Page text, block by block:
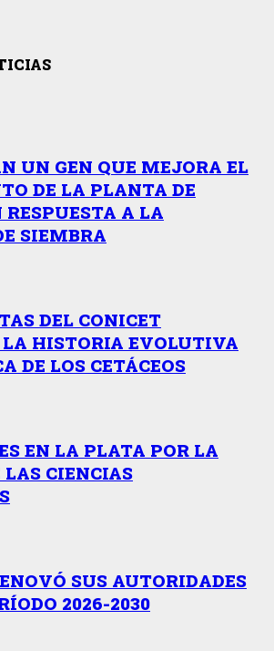
UN GEN QUE MEJORA EL
DE LA PLANTA DE
A LA
SIEMBRA
DEL CONICET
LA HISTORIA EVOLUTIVA
DE LOS CETÁCEOS
EN LA PLATA POR LA
CIENCIAS
SUS AUTORIDADES
2026-2030